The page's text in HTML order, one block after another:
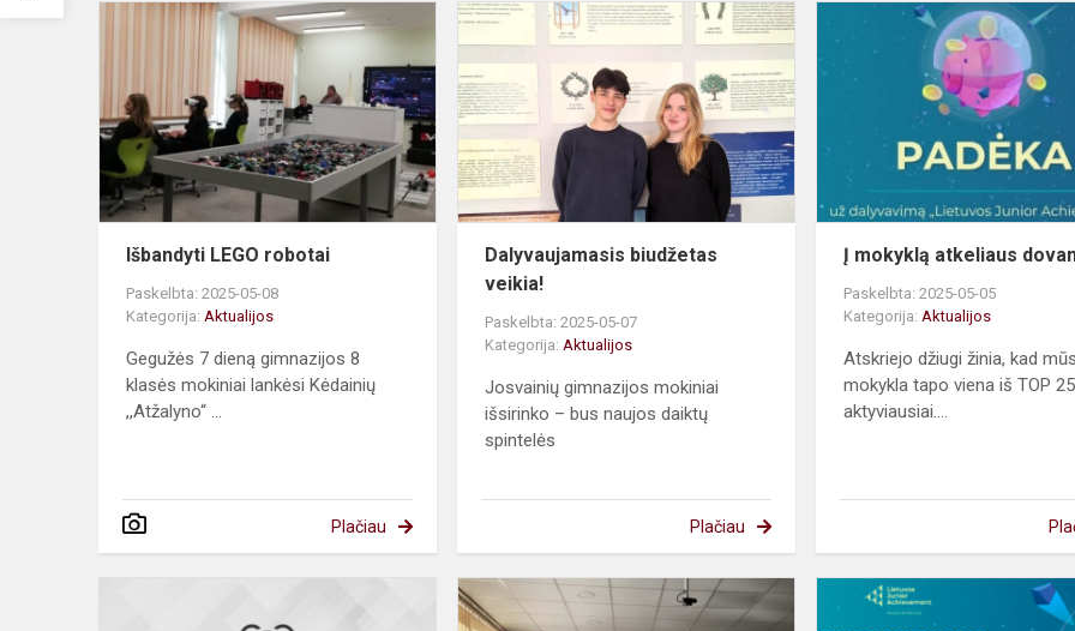
Išbandyti
LEGO
robotai
Išbandyti LEGO robotai
Paskelbta: 2025-05-08
Kategorija: Aktualijos
Gegužės 7 dieną gimnazijos 8
klasės mokiniai lankėsi Kėdainių
,,Atžalyno“ ...
Plačiau
Dalyvaujamasis
biudžetas
Dalyvaujamasis biudžetas
veikia!
Paskelbta: 2025-05-07
Kategorija: Aktualijos
Josvainių gimnazijos mokiniai
išsirinko – bus naujos daiktų
spintelės
Plačiau
Į mokyklą atkeliaus
Paskelbta: 2025-05-05
Kategorija: Aktualijos
Atskriejo džiugi žinia, kad
mokykla tapo viena iš TOP 25
aktyviausiai....
Integruota
gamtos